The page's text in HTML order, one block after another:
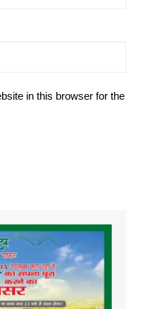
in this browser for the